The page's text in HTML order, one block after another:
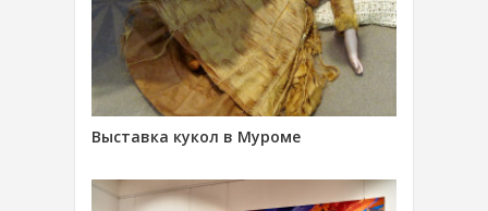
Выставка кукол в Муроме